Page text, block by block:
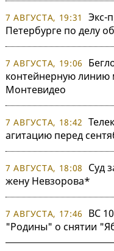
7 АВГУСТА, 19:31
Экс-
Петербурге по делу
7 АВГУСТА, 19:06
контейнерную линию
Монтевидео
7 АВГУСТА, 18:42
агитацию перед
7 АВГУСТА, 18:08
Суд
жену Невзорова*
7 АВГУСТА, 17:46
ВС
"Родины" о снятии